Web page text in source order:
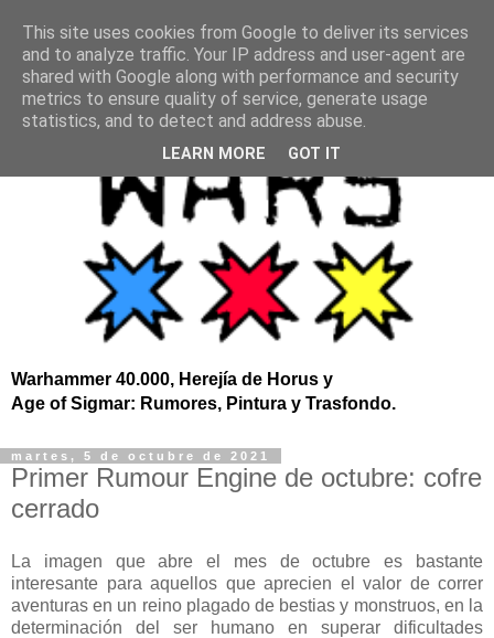
Warhammer 40.000, Herejía de Horus y
Age of Sigmar: Rumores, Pintura y Trasfondo.
martes, 5 de octubre de 2021
Primer Rumour Engine de octubre: cofre
cerrado
La imagen que abre el mes de octubre es bastante
interesante para aquellos que aprecien el valor de correr
aventuras en un reino plagado de bestias y monstruos, en la
determinación del ser humano en superar dificultades
This site uses cookies from Google to deliver its services
and to analyze traffic. Your IP address and user-agent are
shared with Google along with performance and security
metrics to ensure quality of service, generate usage
statistics, and to detect and address abuse.
LEARN MORE GOT IT